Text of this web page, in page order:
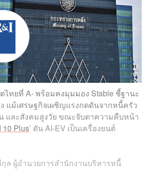
ไทยที่ A- พร้อมคงมุมมอง Stable ชี้ฐานะ
แม้เศรษฐกิจเผชิญแรงกดดันจากหนี้ครัว
และสังคมสูงวัย ขณะจับตาความคืบหน้า
10 Plus’ ดัน AI-EV เป็นเครื่องยนต์
ล ผู้อำนวยการสำนักงานบริหารหนี้